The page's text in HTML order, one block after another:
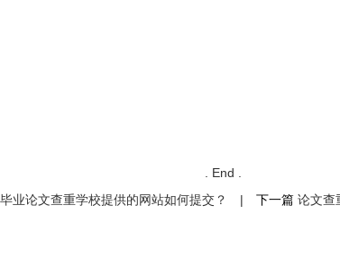
. End .
毕业论文查重学校提供的网站如何提交？ | 下一篇 论文查